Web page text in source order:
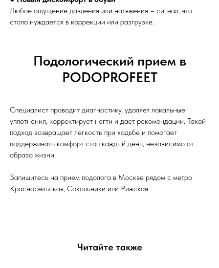
Любое ощущение давления или натяжения – сигнал, что
стопа нуждается в коррекции или разгрузке.
Подологический прием в
PODOPROFEET
Специалист проводит диагностику, удаляет локальные
уплотнения, корректирует ногти и дает рекомендации. Такой
подход возвращает легкость при ходьбе и помогает
поддерживать комфорт стоп каждый день, независимо от
образа жизни.
Запишитесь на прием подолога в Москве рядом с метро
Красносельская, Сокольники или Рижская.
Читайте также